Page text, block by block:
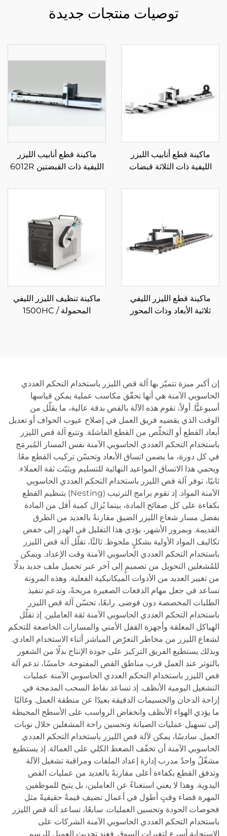
توصيات منتجات جديدة
ماكينة قطع أنابيب الليزر
الليفية ذات الثلاثة قبضات
ماكينة قطع أنابيب الليزر
الليفية ذات القبضتين 6012R
ماكينة قطع الليزر الليفي
ثلاثية الأبعاد وذات المحور
ماكينة تنظيف الليزر الليفي
المحمولة 1500HC /
إن أكبر ميزة تتميّز بها آلة قص الليزر باستخدام التحكم العددي
الحاسوبي الآمنة هي أنها تحقّق مكاسب عملية يمكن قياسها
أسبوعيًّا. أولاً، تقوم هذه الآلة بالقص بدقة عالية، ما يقلّل من
الوقت الذي يقضيه فريق العمل في إصلاح عيوب الحواف أو تعديل
أبعاد القطع أو التخلّص من القطع الفاشلة. وتتبع آلة قص الليزر
باستخدام التحكم العددي الحاسوبي الآمنة نفس المسار المُبرمَج
في كل دورة، ما يضمن اتساق الأبعاد وتحسّن تركيب القطع معًا.
ويحمي هذا الاتساق المواعيد النهائية للتسليم ويثبّت ثقة العملاء.
ثانيًا، توفر آلة قص الليزر باستخدام التحكم العددي الحاسوبي
الآمنة المواد. إذ تقوم برامج الترتيب (Nesting) بتنظيم القطع
بكفاءة على كل صفائح المادة، بينما يُزال كمية أقل من المادة
بفضل مسار شعاع الليزر الضيق مقارنةً بالعديد من الطرق
القديمة. وبمرور الأشهر، يؤدي هذا التقليل في الهدر إلى خفض
تكاليف المواد الأولية بشكلٍ ملحوظ. ثالثًا، تقلّل آلة قص الليزر
باستخدام التحكم العددي الحاسوبي الآمنة وقت الإعداد. ويمكن
للمُشغلين التحويل من تصميمٍ إلى آخر عبر تحميل ملف جديد بدلًا
من تغيير العديد من الأدوات الميكانيكية الفعلية. وهذه المرونة
تساعد في جعل مهام الدفعات الصغيرة مربحةً، وتدعم تنفيذ
الطلبات المخصصة دون فوضى. رابعًا، تحسّن آلة قص الليزر
باستخدام التحكم العددي الحاسوبي الآمنة ثقة العاملين. إذ تقلّل
الهياكل المغلقة وأجهزة القفل الأمني والمسارات الخاضعة للتحكم
لشعاع الليزر من مخاطر التعرّض المباشر أثناء الاستخدام العادي.
وبذلك يستطيع الفريق التركيز على جودة الإنتاج بدلًا من الشعور
بالتوتر عند العمل قرب مناطق القص المفتوحة. خامسًا، تدعم آلة
قص الليزر باستخدام التحكم العددي الحاسوبي الآمنة عمليات
التشغيل اليومية الأنظف. إذ تساعد نقاط السحب المدمجة في
إزاحة الدخان والجسيمات الدقيقة بعيدًا عن منطقة العمل. وغالبًا
ما يؤدي الهواء الأنظف وانخفاض الرواسب على الأسطح المحيطة
إلى تسهيل عمليات الصيانة وتحسين راحة المشغلين خلال نوبات
العمل. سادسًا، يمكن لآلة قص الليزر باستخدام التحكم العددي
الحاسوبي الآمنة أن تخفّف الضغط الكلي على العمالة. إذ يستطيع
مشغّلٌ واحدٌ مدرب إدارة إعداد الملفات ومراقبة تشغيل الآلة
وتدفق القطع بكفاءة أعلى مقارنةً بالعديد من عمليات القص
اليدوية. وهذا لا يعني استغناءً عن العاملين، بل يتيح للموظفين
المهرة قضاء وقتٍ أطول في أعمال تضيف قيمةً حقيقيةً مثل
فحوصات الجودة وتحسين العمليات. سابعًا، تساعد آلة قص الليزر
باستخدام التحكم العددي الحاسوبي الآمنة الشركات على
الاستجابة أسرع لتغيرات السوق. فعند تحديث العميل للرسم